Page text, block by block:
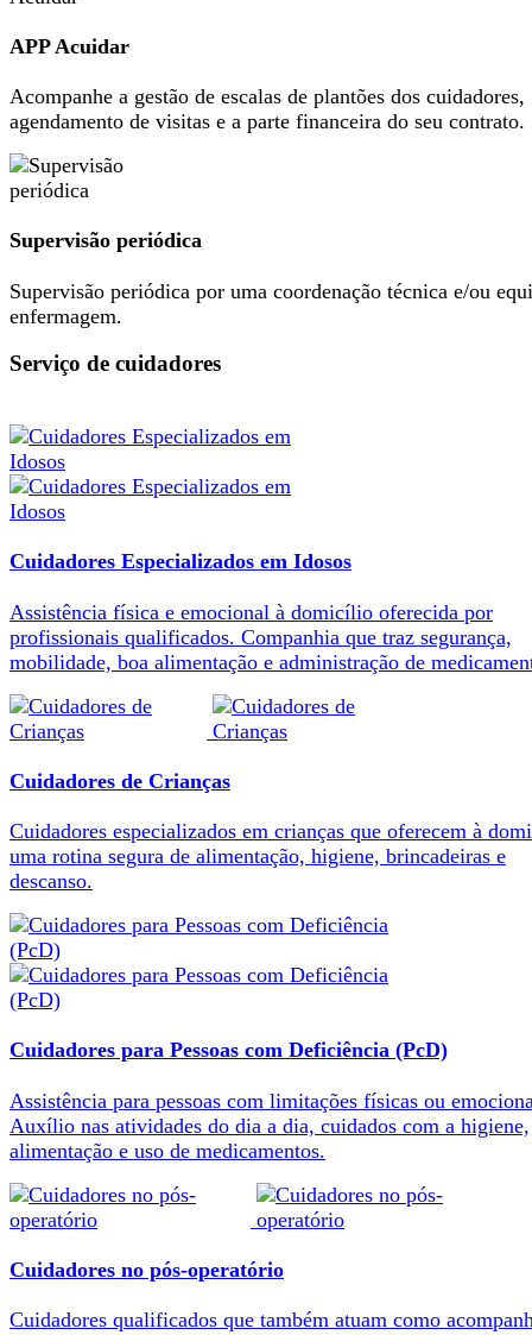
APP Acuidar
Acompanhe a gestão de escalas de plantões dos cuidadores,
agendamento de visitas e a parte financeira do seu contrato.
Supervisão periódica
Supervisão periódica por uma coordenação técnica e/ou
enfermagem.
Serviço de cuidadores
Cuidadores Especializados em Idosos
Assistência física e emocional à domicílio oferecida por
profissionais qualificados. Companhia que traz segurança,
mobilidade, boa alimentação e administração de
Cuidadores de Crianças
Cuidadores especializados em crianças que oferecem à
uma rotina segura de alimentação, higiene, brincadeiras e
descanso.
Cuidadores para Pessoas com Deficiência (PcD)
Assistência para pessoas com limitações físicas ou
Auxílio nas atividades do dia a dia, cuidados com a higiene,
alimentação e uso de medicamentos.
Cuidadores no pós-operatório
Cuidadores qualificados que também atuam como